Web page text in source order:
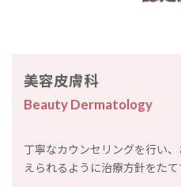
美容皮膚科
Beauty Dermatology
丁寧なカウンセリングを行い
えられるように治療方針をた